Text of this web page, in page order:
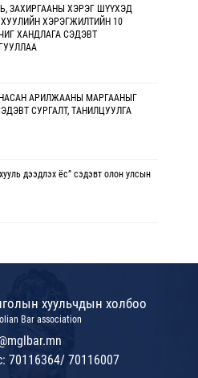
ЗАХИРГААНЫ ХЭРЭГ ШҮҮХЭД
ХЭРЭГЖИЛТИЙН 10
ХАНДЛАГА СЭДЭВТ
АРИЛЖААНЫ МАРГААНЫГ
СУРГАЛТ, ТАНИЛЦУУЛГА
дээдлэх ёс” сэдэвт олон улсын
хуульчдын холбоо
Bar association
70116364/ 70116007